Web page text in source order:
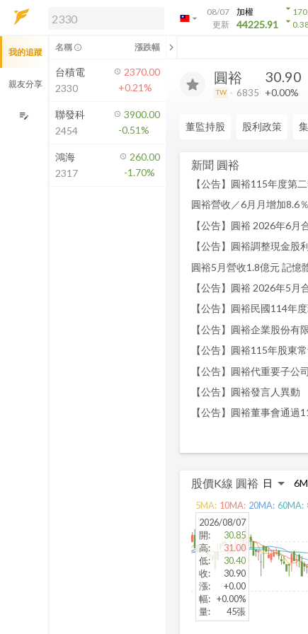
arrow_drop_down
08/07
更新
加權
44225.91
arrow_drop_down
arrow_drop_down
解鎖即時行情及進階功能
方案」，即可解鎖以下功能：
即時行情
即時市況與排行
成交金額熱力圖
前往方案訂閱
如何綁定合作券商
圓裕
TW 6835
30.90
+0.00%
董監持股 股利政策
新聞 圓裕
圓裕營收／6月月增加8.6
【公告】圓裕 2026年6月
【公告】圓裕調整現金股
圓裕5月營收1.8億元 記憶
【公告】圓裕 2026年5月
【公告】圓裕民國114年
【公告】圓裕115年股東
【公告】圓裕發言人異動
【公告】圓裕董事會通過
股價K線 圓裕
2026/08/07
開:
30.85
高:
31.00
低:
30.40
收:
30.90
漲:
+0.00
幅: +0.00%
量: 45張
5MA: 10MA: 20MA: 60MA:
我的追蹤
親友分享
edit_note
名稱 info_outline 漲跌幅 chevron_left
台積電
2330
2370.00
+0.21%
聯發科
2454
3900.00
-0.51%
鴻海
2317
260.00
-1.70%